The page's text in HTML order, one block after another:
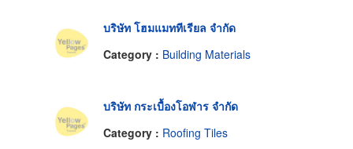
บริษัท โฮมแมททีเรียล จำกัด
Category : Building Materials
บริษัท กระเบื้องโอฬาร จำกัด
Category : Roofing Tiles